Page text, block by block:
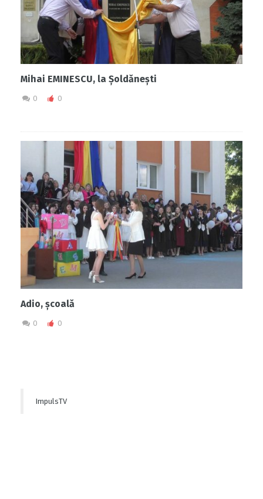
Mihai EMINESCU, la Șoldănești
0 0
Adio, școală
0 0
ImpulsTV